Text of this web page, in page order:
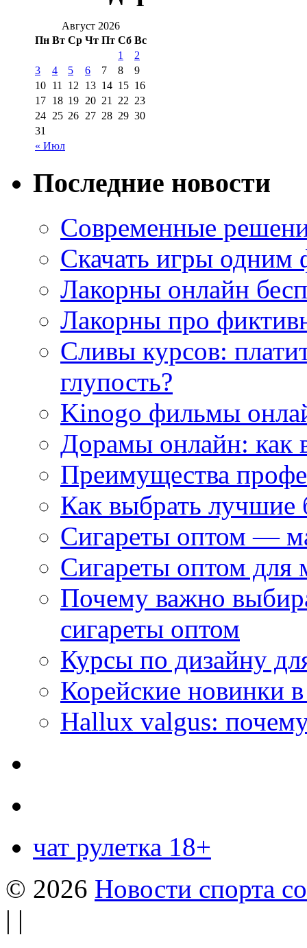
Август 2026
Пн Вт Ср Чт Пт Сб Вс
« Июл
1
2
3
4 5 6 7 8
9
10 11 12 13 14 15 16
17 18 19 20 21 22 23
24 25 26 27 28 29 30
31
Последние новости
Современные
Скачать игры одним
Лакорны онлайн
Лакорны про
Сливы курсов:
глупость?
Kinogo фильмы
Дорамы онлайн: как
Преимущества
Как выбрать
Сигареты оптом —
Сигареты оптом для
Почему важно
сигареты оптом
Курсы по дизайну
Корейские новинки
Hallux valgus: почему
чат рулетка 18+
© 2026 Новости спорта
| |